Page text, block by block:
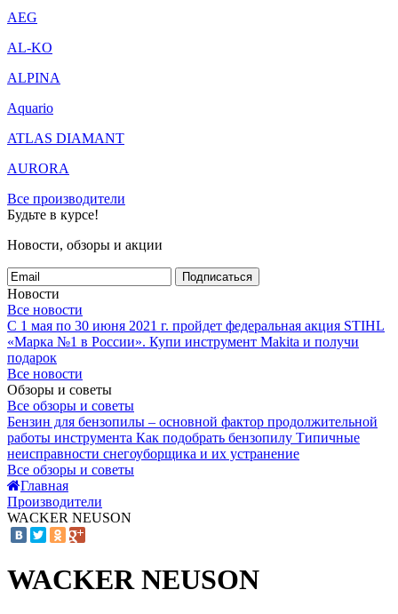
AEG
AL-KO
ALPINA
Aquario
ATLAS DIAMANT
AURORA
Все производители
Будьте в курсе!
Новости, обзоры и акции
Подписаться
Новости
Все новости
С 1 мая по 30 июня 2021 г. пройдет федеральная акция STIHL
«Марка №1 в России». Купи инструмент Makita и получи
подарок
Все новости
Обзоры и советы
Все обзоры и советы
Бензин для бензопилы – основной фактор продолжительной
работы инструмента Как подобрать бензопилу Типичные
неисправности снегоуборщика и их устранение
Все обзоры и советы
Главная
Производители
WACKER NEUSON
WACKER NEUSON